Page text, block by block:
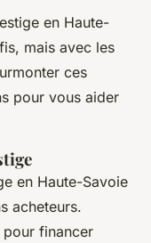
en Haute-
mais avec les
ces
pour vous aider
en Haute-Savoie
acheteurs.
pour financer